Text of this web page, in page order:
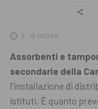
3 ' di lettura
Assorbenti e
secondarie della
l’installazione di
istituti. È quanto